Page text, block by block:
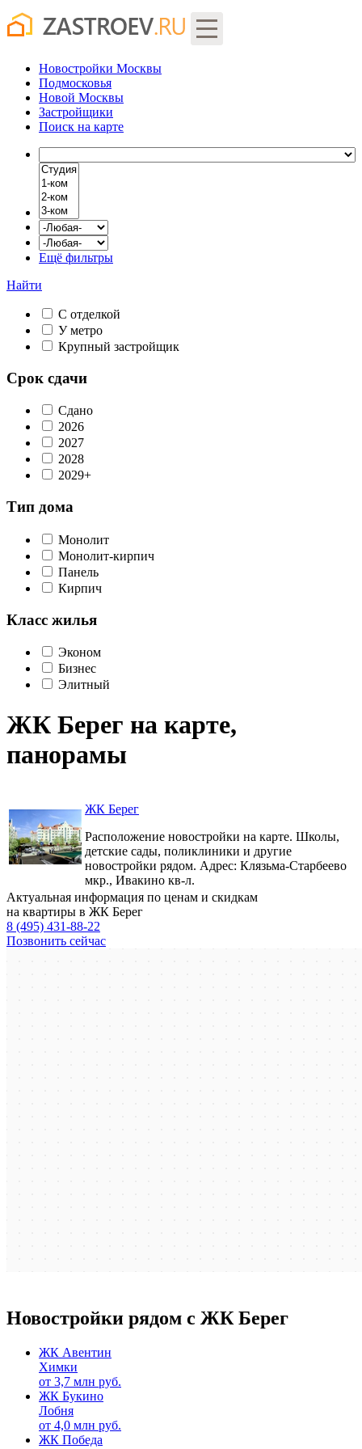
Новостройки Москвы
Подмосковья
Новой Москвы
Застройщики
Поиск на карте
Ещё фильтры
Найти
С отделкой
У метро
Крупный застройщик
Срок сдачи
Сдано
2026
2027
2028
2029+
Тип дома
Монолит
Монолит-кирпич
Панель
Кирпич
Класс жилья
Эконом
Бизнес
Элитный
ЖК Берег на карте,
панорамы
ЖК Берег
Расположение новостройки на карте. Школы,
детские сады, поликлиники и другие
новостройки рядом. Адрес: Клязьма-Старбеево
мкр., Ивакино кв-л.
Актуальная информация по ценам и скидкам
на квартиры в ЖК Берег
8 (495) 431-88-22
Позвонить сейчас
Новостройки рядом с ЖК Берег
ЖК Авентин
Химки
от 3,7 млн руб.
ЖК Букино
Лобня
от 4,0 млн руб.
ЖК Победа